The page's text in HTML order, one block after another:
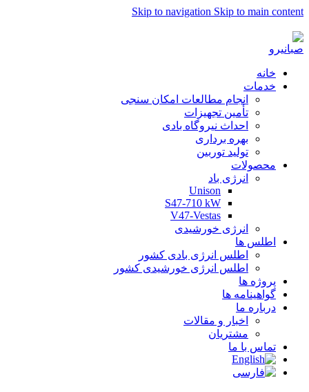
Skip to navigation Skip to main content
خانه
خدمات
انجام مطالعات امکان سنجی
تأمین تجهیزات
احداث نیروگاه بادی
بهره برداری
تولید توربین
محصولات
انرژی باد
Unison
S47-710 kW
V47-Vestas
انرژی خورشیدی
اطلس ها
اطلس انرژی بادی کشور
اطلس انرژی خورشیدی کشور
پروژه ها
گواهینامه ها
درباره ما
اخبار و مقالات
مشتریان
تماس با ما